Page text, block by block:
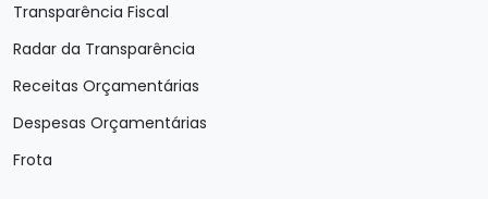
Transparência Fiscal
Radar da Transparência
Receitas Orçamentárias
Despesas Orçamentárias
Frota